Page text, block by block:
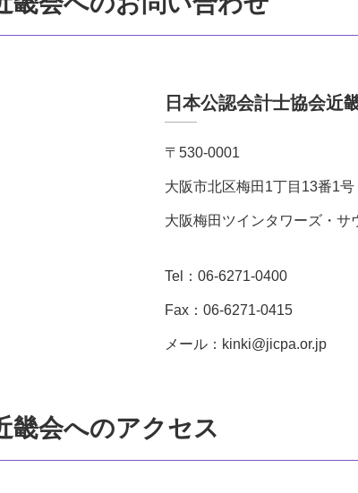
日本公認会計士協会近
〒530-0001
大阪市北区梅田1丁目13番1号
大阪梅田ツインタワーズ・サ
Tel：06-6271-0400
Fax：06-6271-0415
メール：kinki@jicpa.or.jp
畿会へのアクセス